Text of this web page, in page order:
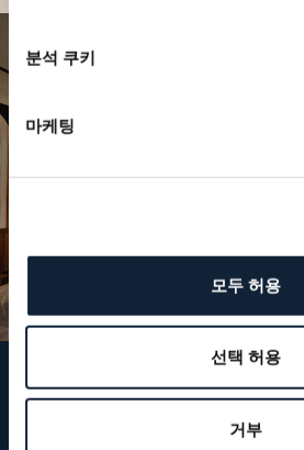
분석 쿠키
마케팅
모두 허용
선택 허용
거부
브레게 팔로우하기